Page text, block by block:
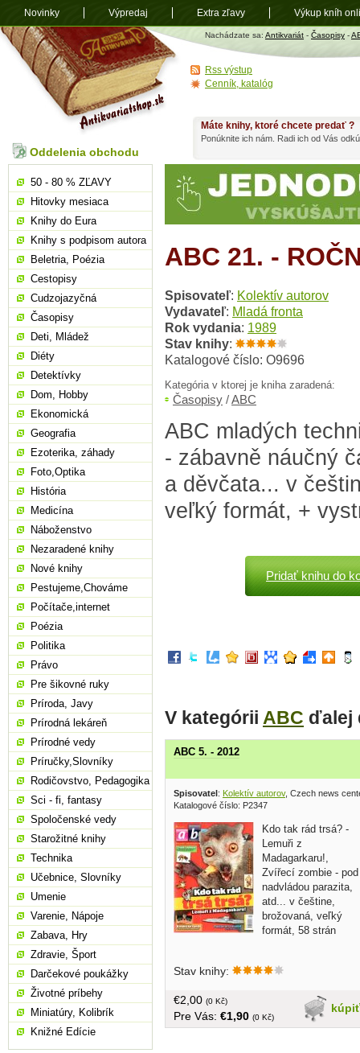
Antikvariát
shop.sk
Nachádzate sa: Antikvariát - Časopisy -
ABC 21. -
Spisovateľ: Kolektív autorov
Vydavateľ: Mladá fronta
Rok vydania: 1989
Stav knihy:
Katalogové číslo: O9696
Kategória v ktorej je kniha zaradená:
Časopisy /ABC
ABC mladých
- zábavně náučný
a děvčata... v
veľký formát, +
Pridať knihu do
V kategórii ABC ďalej
ABC 5. - 2012
Spisovatel: Kolektív autorov, Czech news
Katalogové číslo: P2347
Kdo tak rád trsá? -
Lemuři z
Madagarkaru!,
Zvířecí zombie - pod
nadvládou parazita,
atd... v češtine,
brožovaná, veľký
formát, 58 strán
Stav knihy:
kúpiť
€2,00 (0 Kč)
Pre Vás: €1,90 (0 Kč)
Máte knihy, ktoré chcete predať ?
Ponúknite ich nám. Radi ich od Vás
Oddelenia obchodu
50 - 80 % ZĽAVY
Hitovky mesiaca
Knihy do Eura
Knihy s podpisom autora
Beletria, Poézia
Cestopisy
Cudzojazyčná
Časopisy
Deti, Mládež
Diéty
Detektívky
Dom, Hobby
Ekonomická
Geografia
Ezoterika, záhady
Foto,Optika
História
Medicína
Náboženstvo
Nezaradené knihy
Nové knihy
Pestujeme,Chováme
Počítače,internet
Poézia
Politika
Právo
Pre šikovné ruky
Príroda, Javy
Prírodná lekáreň
Prírodné vedy
Príručky,Slovníky
Rodičovstvo, Pedagogika
Sci - fi, fantasy
Spoločenské vedy
Starožitné knihy
Technika
Učebnice, Slovníky
Umenie
Varenie, Nápoje
Zabava, Hry
Zdravie, Šport
Darčekové poukážky
Životné príbehy
Miniatúry, Kolibrík
Knižné Edície
Rss výstup
Cenník, katalóg
Novinky Výpredaj Extra zľavy Výkup kníh